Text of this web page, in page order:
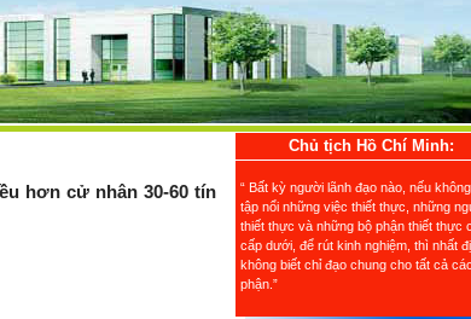
hơn cử nhân 30-60 tín
Chủ tịch Hồ Chí Minh:
“ Bất kỳ người lãnh đạo nào, nếu
tập nổi những việc thiết thực, những
thiết thực và những bộ phận thiết thực
cấp dưới, để rút kinh nghiệm, thì nhất
không biết chỉ đạo chung cho tất cả
phận.”